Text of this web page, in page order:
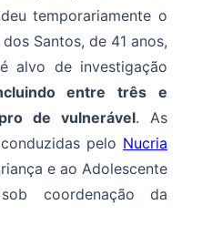
temporariamente o
Santos, de 41 anos,
alvo de investigação
entre três e
de vulnerável. As
pelo Nucria
e ao Adolescente
coordenação da